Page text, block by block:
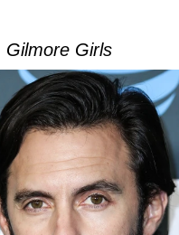
Gilmore Girls